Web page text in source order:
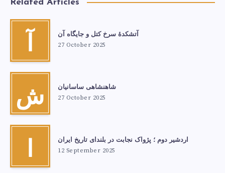
Related Articles
آ آتشكدهٔ سرخ‌ کتل و جایگاه آن
27 October 2025
ش شاهنشاهی ساسانیان
27 October 2025
ا اردشیر دوم ؛ پژواک نجابت در بلندای تاریخ ایران
12 September 2025